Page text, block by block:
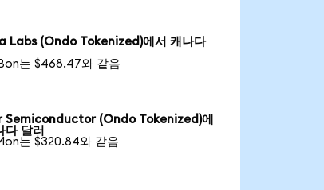
Labs (Ondo Tokenized)에서 캐나다
는 $468.47와 같음
Semiconductor (Ondo Tokenized)에
다 달러
는 $320.84와 같음